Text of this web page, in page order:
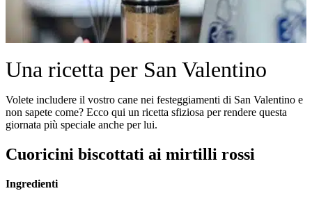
Una ricetta per San Valentino
Volete includere il vostro cane nei festeggiamenti di San Valentino e
non sapete come? Ecco qui un ricetta sfiziosa per rendere questa
giornata più speciale anche per lui.
Cuoricini biscottati ai mirtilli rossi
Ingredienti